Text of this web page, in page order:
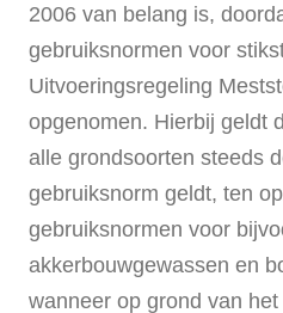
2006 van belang is,
gebruiksnormen voor
Uitvoeringsregeling
opgenomen. Hierbij geldt
alle grondsoorten steeds
gebruiksnorm geldt, ten
gebruiksnormen voor
akkerbouwgewassen en
wanneer op grond van